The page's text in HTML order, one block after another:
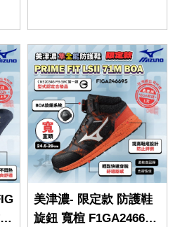
美津濃- 限定款 防護鞋
旋鈕 寬楦 F1GA246695